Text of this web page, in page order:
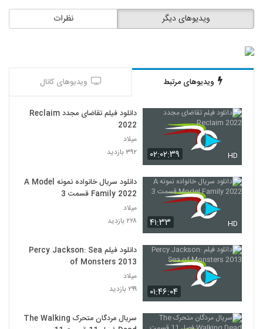
نظرات ویدیوهای دیگر
ویدیوهای مرتبط ویدیوهای کانال
۰۲:۰۲:۳۹ HD
دانلود فیلم تقاضای مجدد Reclaim
2022
میلاد
۳۹۲ بازدید
۴۱:۳۳ HD
دانلود سریال خانواده نمونه A Model
Family 2022 قسمت 3
میلاد
۲۲۸ بازدید
۰۱:۴۶:۰۴
دانلود فیلم Percy Jackson: Sea
of Monsters 2013
میلاد
۲۹۹ بازدید
سریال مردگان متحرک The Walking